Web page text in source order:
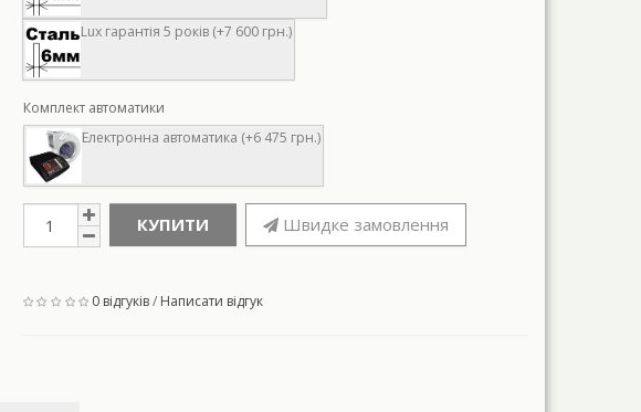
Lux гарантія 5 років (+7 600 грн.)
Комплект автоматики
Електронна автоматика (+6 475 грн.)
КУПИТИ Швидке замовлення
0 відгуків/ Написати відгук